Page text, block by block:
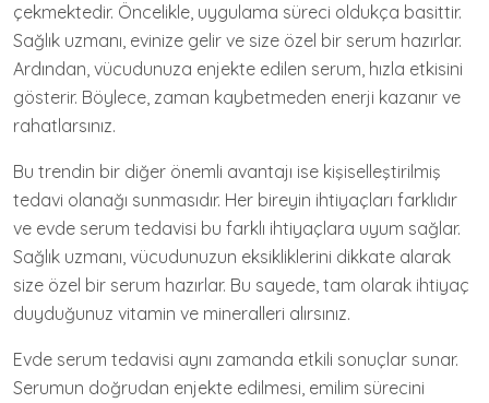
çekmektedir. Öncelikle, uygulama süreci oldukça basittir.
Sağlık uzmanı, evinize gelir ve size özel bir serum hazırlar.
Ardından, vücudunuza enjekte edilen serum, hızla etkisini
gösterir. Böylece, zaman kaybetmeden enerji kazanır ve
rahatlarsınız.
Bu trendin bir diğer önemli avantajı ise kişiselleştirilmiş
tedavi olanağı sunmasıdır. Her bireyin ihtiyaçları farklıdır
ve evde serum tedavisi bu farklı ihtiyaçlara uyum sağlar.
Sağlık uzmanı, vücudunuzun eksikliklerini dikkate alarak
size özel bir serum hazırlar. Bu sayede, tam olarak ihtiyaç
duyduğunuz vitamin ve mineralleri alırsınız.
Evde serum tedavisi aynı zamanda etkili sonuçlar sunar.
Serumun doğrudan enjekte edilmesi, emilim sürecini